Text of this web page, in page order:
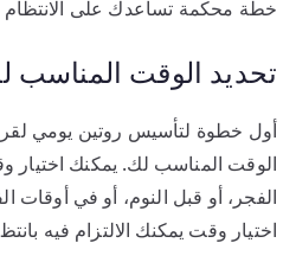
خطة محكمة تساعدك على الانتظام
تحديد الوقت المناسب
أول خطوة لتأسيس روتين يومي
الوقت المناسب لك. يمكنك اختيار
الفجر، أو قبل النوم، أو في أوقات
اختيار وقت يمكنك الالتزام فيه